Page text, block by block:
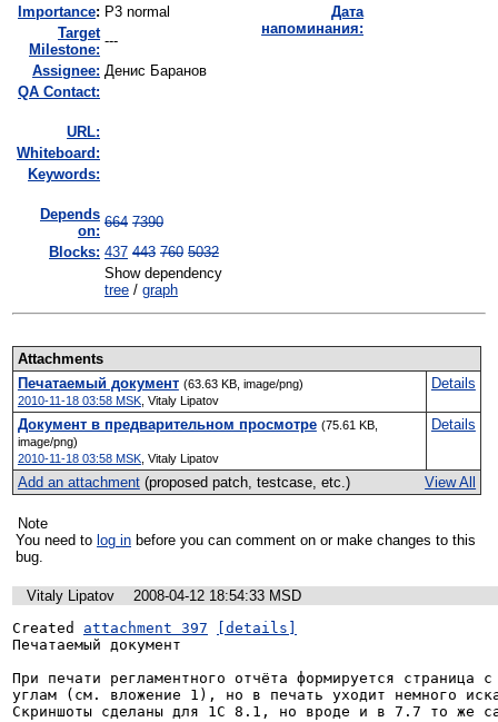
mportance: P3 normal
Target
Milestone:
---
Assignee: Денис Баранов
QA Contact:
URL:
Whiteboard:
Keywords:
Depends
on:
664 7390
Blocks: 437 443 760 5032
Show dependency
tree / graph
Дата
напоминания:
Attachments
Печатаемый документ (63.63 KB, image/png)
2010-11-18 03:58 MSK, Vitaly Lipatov
Details
Документ в предварительном просмотре (75.61 KB,
image/png)
2010-11-18 03:58 MSK, Vitaly Lipatov
Details
View All
Add an attachment(proposed patch, testcase, etc.)
Note
You need to log in
bug.
Vitaly Lipatov
2008-04-12 18:54:33 MSD
Created attachment 397
[details]
Печатаемый документ
При печати регламентного отчёта формируется страница
углам (см. вложение 1), но в печать уходит немного
Скриншоты сделаны для 1С 8.1, но вроде и в 7.7 то же